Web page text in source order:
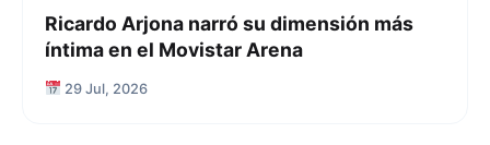
Ricardo Arjona narró su dimensión más
íntima en el Movistar Arena
29 Jul, 2026